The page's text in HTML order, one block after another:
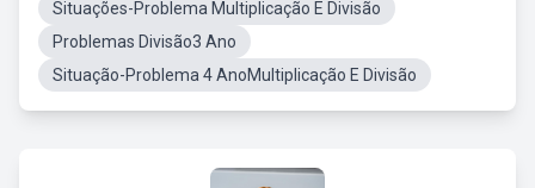
Situações-Problema Multiplicação E Divisão
Problemas Divisão3 Ano
Situação-Problema 4 AnoMultiplicação E Divisão